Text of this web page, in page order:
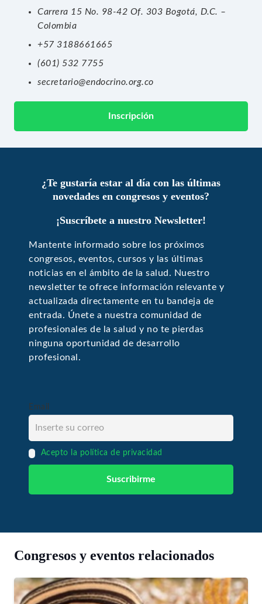
Carrera 15 No. 98-42 Of. 303 Bogotá, D.C. –
Colombia
+57 3188661665
(601) 532 7755
secretario@endocrino.org.co
Inscripción
¿Te gustaría estar al día con las últimas
novedades en congresos y eventos?
¡Suscríbete a nuestro Newsletter!
Mantente informado sobre los próximos
congresos, eventos, cursos y las últimas
noticias en el ámbito de la salud. Nuestro
newsletter te ofrece información relevante y
actualizada directamente en tu bandeja de
entrada. Únete a nuestra comunidad de
profesionales de la salud y no te pierdas
ninguna oportunidad de desarrollo
profesional.
Email
Acepto la política de privacidad
Congresos y eventos relacionados